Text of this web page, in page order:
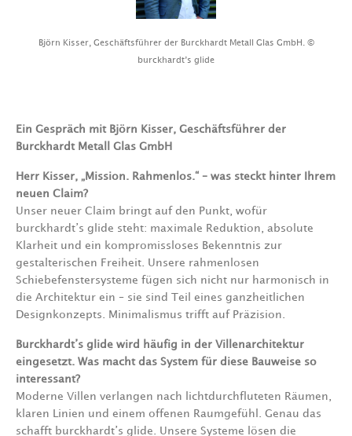
Björn Kisser, Geschäftsführer der Burckhardt Metall Glas GmbH. ©
burckhardt’s glide
Ein Gespräch mit Björn Kisser, Geschäftsführer der
Burckhardt Metall Glas GmbH
Herr Kisser, „Mission. Rahmenlos.“ – was steckt hinter Ihrem
neuen Claim?
Unser neuer Claim bringt auf den Punkt, wofür
burckhardt’s glide steht: maximale Reduktion, absolute
Klarheit und ein kompromissloses Bekenntnis zur
gestalterischen Freiheit. Unsere rahmenlosen
Schiebefenstersysteme fügen sich nicht nur harmonisch in
die Architektur ein – sie sind Teil eines ganzheitlichen
Designkonzepts. Minimalismus trifft auf Präzision.
Burckhardt’s glide wird häufig in der Villenarchitektur
eingesetzt. Was macht das System für diese Bauweise so
interessant?
Moderne Villen verlangen nach lichtdurchfluteten Räumen,
klaren Linien und einem offenen Raumgefühl. Genau das
schafft burckhardt’s glide. Unsere Systeme lösen die